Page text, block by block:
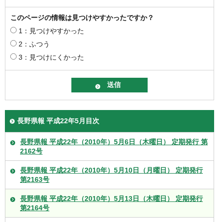
このページの情報は見つけやすかったですか？
1：見つけやすかった
2：ふつう
3：見つけにくかった
長野県報 平成22年5月目次
長野県報 平成22年（2010年）5月6日（木曜日） 定期発行 第
2162号
長野県報 平成22年（2010年）5月10日（月曜日） 定期発行
第2163号
長野県報 平成22年（2010年）5月13日（木曜日） 定期発行
第2164号